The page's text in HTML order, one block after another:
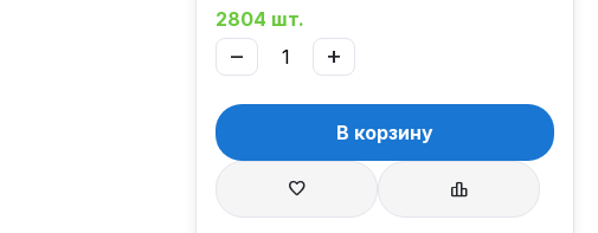
2804 шт.
+
−
В корзину